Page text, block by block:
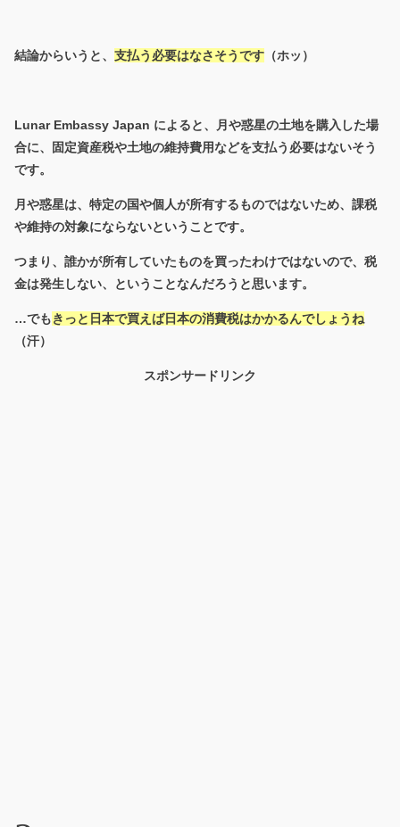
結論からいうと、 支払う必要はなさそうです （ホッ）
Lunar Embassy Japan によると、月や惑星の土地を購入した場
合に、固定資産税や土地の維持費用などを支払う必要はないそう
です。
月や惑星は、特定の国や個人が所有するものではないため、課税
や維持の対象にならないということです。
つまり、誰かが所有していたものを買ったわけではないので、税
金は発生しない、ということなんだろうと思います。
…でもきっと日本で買えば日本の消費税はかかるんでしょうね
（汗）
スポンサードリンク